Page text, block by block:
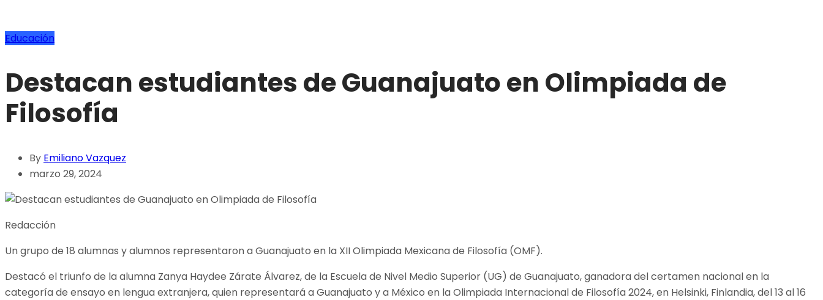
Educación
Destacan estudiantes de Guanajuato en Olimpiada de
Filosofía
By Emiliano Vazquez
marzo 29, 2024
Redacción
Un grupo de 18 alumnas y alumnos representaron a Guanajuato en la XII Olimpiada Mexicana de Filosofía (OMF).
Destacó el triunfo de la alumna Zanya Haydee Zárate Álvarez, de la Escuela de Nivel Medio Superior (UG) de Guanajuato, ganadora del certamen nacional en la
categoría de ensayo en lengua extranjera, quien representará a Guanajuato y a México en la Olimpiada Internacional de Filosofía 2024, en Helsinki, Finlandia, del 13 al 16